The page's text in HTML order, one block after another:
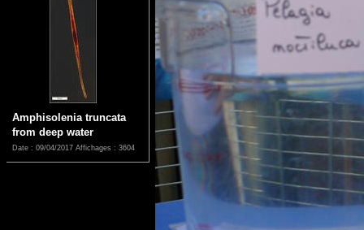
Amphisolenia truncata
from deep water
Date : 09/04/2017 Affichages : 3604